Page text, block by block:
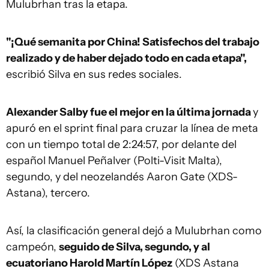
Mulubrhan tras la etapa.
"¡Qué semanita por China! Satisfechos del trabajo
realizado y de haber dejado todo en cada etapa",
escribió Silva en sus redes sociales.
Alexander Salby fue el mejor en la última jornaday
apuró en el sprint final para cruzar la línea de meta
con un tiempo total de 2:24:57, por delante del
español Manuel Peñalver (Polti-Visit Malta),
segundo, y del neozelandés Aaron Gate (XDS-
Astana), tercero.
Así, la clasificación general dejó a Mulubrhan como
campeón, seguido de Silva, segundo, y al
ecuatoriano Harold Martín López (XDS Astana